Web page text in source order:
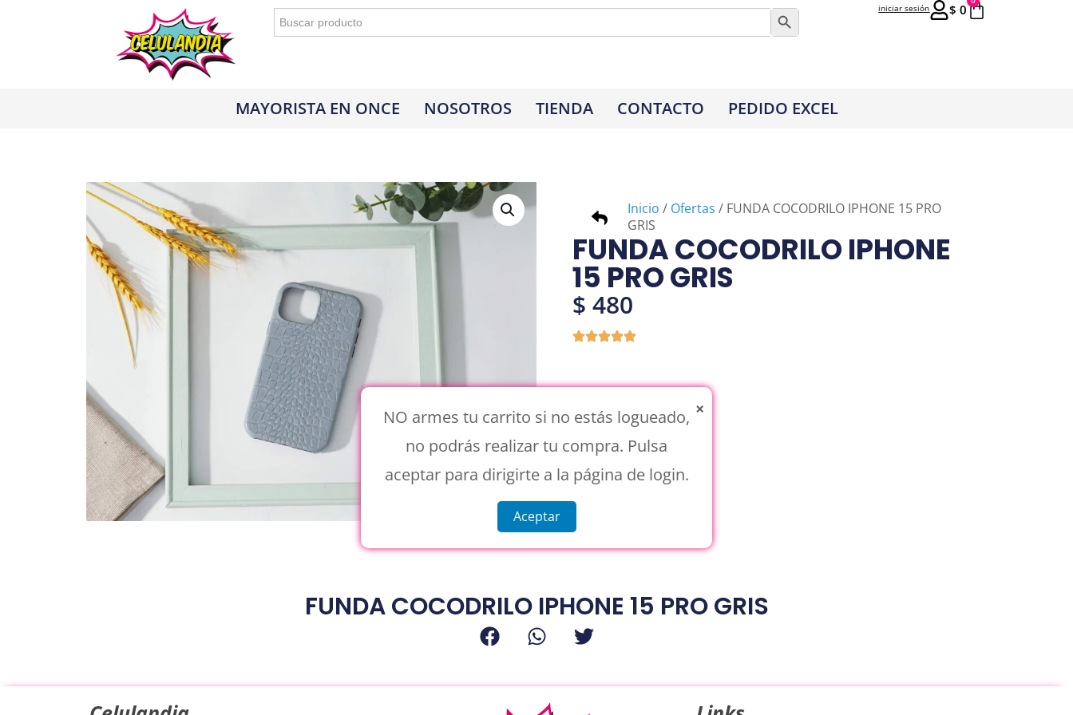
Buscar: Botón de búsqueda
$ 0
iniciar sesión
MAYORISTA EN ONCE NOSOTROS TIENDA CONTACTO PEDIDO EXCEL
Inicio / Ofertas / FUNDA COCODRILO IPHONE 15 PRO
GRIS
FUNDA COCODRILO IPHONE
15 PRO GRIS
$ 480
FUNDA COCODRILO IPHONE 15 PRO GRIS
×
NO armes tu carrito si no estás logueado,
no podrás realizar tu compra. Pulsa
aceptar para dirigirte a la página de login.
Aceptar